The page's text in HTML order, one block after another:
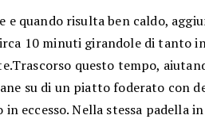
quando risulta ben caldo,
10 minuti girandole di tanto
questo tempo,
su di un piatto foderato con
eccesso. Nella stessa padella